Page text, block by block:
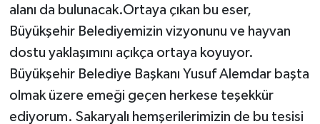
alanı da bulunacak.Ortaya çıkan bu eser,
Büyükşehir Belediyemizin vizyonunu ve hayvan
dostu yaklaşımını açıkça ortaya koyuyor.
Büyükşehir Belediye Başkanı Yusuf Alemdar başta
olmak üzere emeği geçen herkese teşekkür
ediyorum. Sakaryalı hemşerilerimizin de bu tesisi